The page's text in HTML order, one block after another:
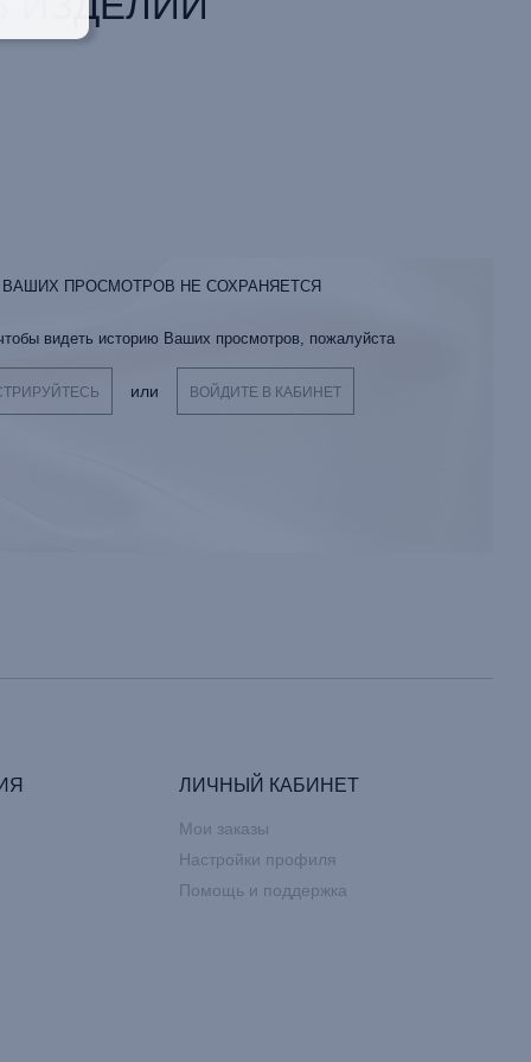
ВАШИХ ПРОСМОТРОВ НЕ СОХРАНЯЕТСЯ
видеть историю Ваших просмотров, пожалуйста
или ВОЙДИТЕ В КАБИНЕТ
ЛИЧНЫЙ КАБИНЕТ
Мои заказы
Настройки профиля
Помощь и поддержка